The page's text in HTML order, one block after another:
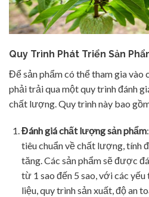
Quy Trình Phát Triển Sản
Để sản phẩm có thể tham gia vào
phải trải qua một quy trình đánh
chất lượng. Quy trình này bao
Đánh giá chất lượng sản phẩm
tiêu chuẩn về chất lượng, tính
tăng. Các sản phẩm sẽ được
từ 1 sao đến 5 sao, với các
liệu, quy trình sản xuất, độ an